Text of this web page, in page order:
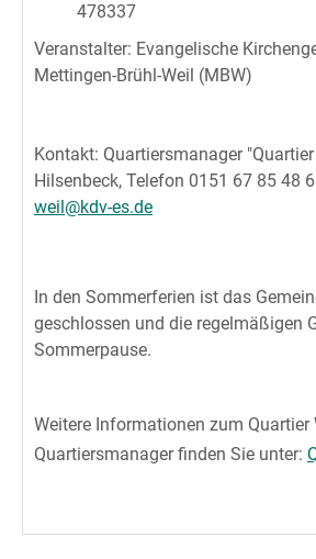
478337
Veranstalter: Evangelische
Mettingen-Brühl-Weil (MBW)
Kontakt: Quartiersmanager
Hilsenbeck, Telefon 0151 67 85 48
weil@kdv-es.de
In den Sommerferien ist das
geschlossen und die regelmäßigen
Sommerpause.
Weitere Informationen zum Quartier
Quartiersmanager finden Sie unter: